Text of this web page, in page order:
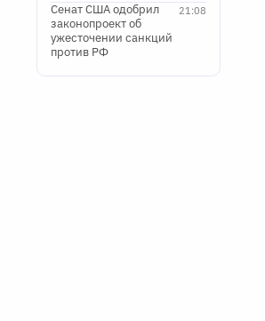
21:08
Сенат США одобрил
законопроект об
ужесточении санкций
против РФ